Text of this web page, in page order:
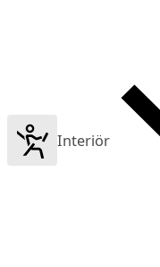
Interiör